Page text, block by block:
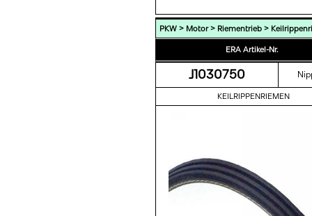
PKW > Motor> Riementrieb >
ERA Artikel-Nr.
J1030750
KEILRIPPENRIEMEN